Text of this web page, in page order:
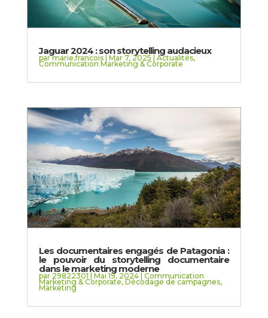
Jaguar 2024 : son storytelling audacieux
parmarie.francois| Mar 7, 2025 | Actualités,
Communication Marketing & Corporate
Les documentaires engagés de Patagonia :
le pouvoir du storytelling documentaire
dans le marketing moderne
par 29822301 Mai 19, 2024| Communication
Marketing & Corporate, Décodage de campagnes,
Marketing